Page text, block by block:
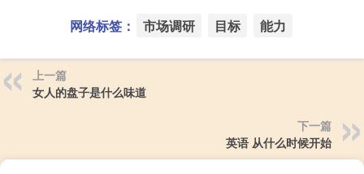
网络标签： 市场调研 目标 能力
上一篇
女人的盘子是什么味道
下一篇
英语 从什么时候开始